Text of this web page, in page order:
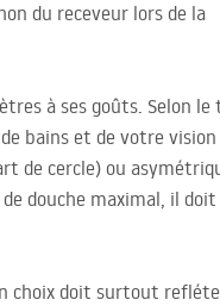
du receveur lors de la
à ses goûts. Selon le
bains et de votre vision
de cercle) ou
douche maximal, il
choix doit surtout